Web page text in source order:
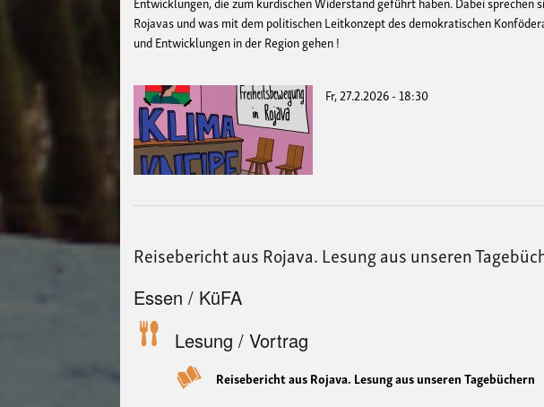
Rojavas und was mit dem politischen Leitkonzept des demokratischen
und Entwicklungen in der Region gehen !
Fr, 27.2.2026 - 18:30
Reisebericht aus Rojava. Lesung aus unseren
Essen / KüFA
Lesung / Vortrag
Reisebericht aus Rojava. Lesung aus unseren Tagebüchern